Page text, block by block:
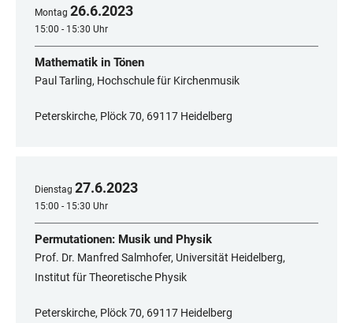
Montag 26.6.2023
15:00 - 15:30 Uhr
Mathematik in Tönen
Paul Tarling, Hochschule für Kirchenmusik
Peterskirche, Plöck 70, 69117 Heidelberg
Dienstag 27.6.2023
15:00 - 15:30 Uhr
Permutationen: Musik und Physik
Prof. Dr. Manfred Salmhofer, Universität Heidelberg,
Institut für Theoretische Physik
Peterskirche, Plöck 70, 69117 Heidelberg